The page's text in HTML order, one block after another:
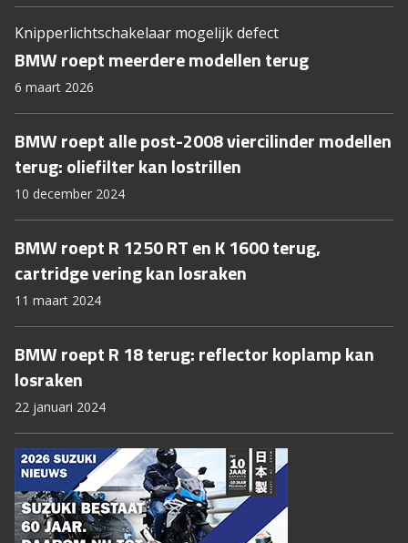
Knipperlichtschakelaar mogelijk defect
BMW roept meerdere modellen terug
6 maart 2026
BMW roept alle post-2008 viercilinder modellen
terug: oliefilter kan lostrillen
10 december 2024
BMW roept R 1250 RT en K 1600 terug,
cartridge vering kan losraken
11 maart 2024
BMW roept R 18 terug: reflector koplamp kan
losraken
22 januari 2024